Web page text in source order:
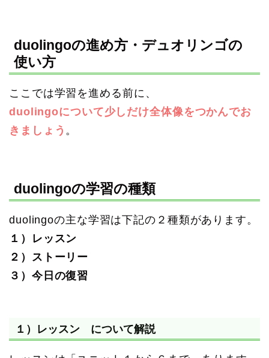
duolingoの進め方・デュオリンゴの
使い方
ここでは学習を進める前に、
duolingoについて少しだけ全体像をつかんでお
きましょう 。
duolingoの学習の種類
duolingoの主な学習は下記の２種類があります。
１）レッスン
２）ストーリー
３）今日の復習
１）レッスン について解説